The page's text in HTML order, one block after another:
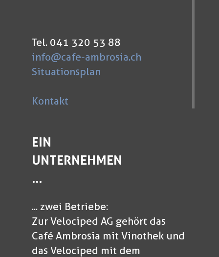
Tel. 041 320 53 88
info@cafe-ambrosia.ch
Situationsplan
Kontakt
EIN
UNTERNEHMEN
...
... zwei Betriebe:
Zur Velociped AG gehört das
Café Ambrosia mit Vinothek und
das Velociped mit dem